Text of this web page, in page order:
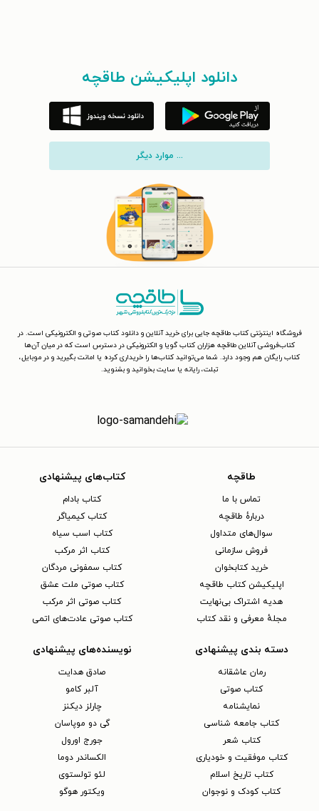
دانلود اپلیکیشن طاقچه
... موارد دیگر
فروشگاه اینترنتی کتاب طاقچه جایی برای خرید آنلاین و دانلود کتاب صوتی و الکترونیکی است. در
کتاب‌فروشی آنلاین طاقچه هزاران کتاب گویا و الکترونیکی در دسترس است که در میان آن‌ها
کتاب رایگان هم وجود دارد. شما می‌توانید کتاب‌ها را خریداری کرده یا امانت بگیرید و در موبایل،
تبلت، رایانه یا سایت بخوانید و بشنوید.
طاقچه
تماس با ما
دربارهٔ طاقچه
سوال‌های متداول
فروش سازمانی
خرید کتابخوان
اپلیکیشن کتاب طاقچه
هدیه اشتراک بی‌نهایت
مجلهٔ معرفی و نقد کتاب
کتاب‌های پیشنهادی
کتاب بادام
کتاب کیمیاگر
کتاب اسب سیاه
کتاب اثر مرکب
کتاب سمفونی مردگان
کتاب صوتی ملت عشق
کتاب صوتی اثر مرکب
کتاب صوتی عادت‌های اتمی
دسته بندی پیشنهادی
رمان عاشقانه
کتاب‌ صوتی
نمایشنامه
کتاب جامعه شناسی
کتاب شعر
کتاب موفقیت و خودیاری
کتاب تاریخ اسلام
کتاب کودک و نوجوان
نویسنده‌های پیشنهادی
صادق هدایت
آلبر کامو
چارلز دیکنز
گی دو موپاسان
جورج اورول
الکساندر دوما
لئو تولستوی
ویکتور هوگو